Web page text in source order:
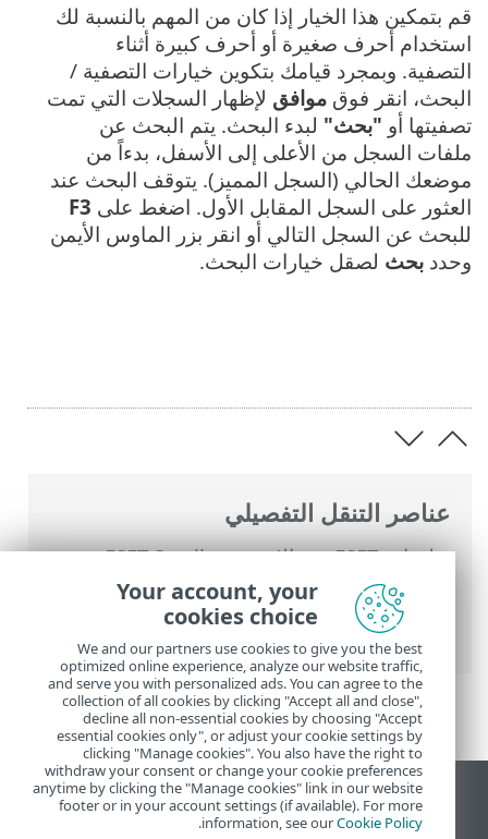
عناصر التنقل التفصيلي
تعليمات ESET عبر الإنترنت >
ESET Small
Business Security
>
التعامل مع ESET Small
Business Security
>الأدوات>ملفات السجل
> تصفية السجل
قم بتمكين هذا الخيار إذا كان من المهم بالنسبة لك
استخدام أحرف صغيرة أو أحرف كبيرة أثناء
التصفية. وبمجرد قيامك بتكوين خيارات التصفية /
البحث، انقر فوق موافق لإظهار السجلات التي تمت
تصفيتها أو "بحث" لبدء البحث. يتم البحث عن
ملفات السجل من الأعلى إلى الأسفل، بدءاً من
موضعك الحالي (السجل المميز). يتوقف البحث عند
العثور على السجل المقابل الأول. اضغط على F3
للبحث عن السجل التالي أو انقر بزر الماوس الأيمن
وحدد بحث لصقل خيارات البحث.
عرض موقع سطح المكتب
Your account, your
cookies choice
We and our partners use cookies to give you the best
optimized online experience, analyze our website traffic,
and serve you with personalized ads. You can agree to the
collection of all cookies by clicking "Accept all and close",
decline all non-essential cookies by choosing "Accept
essential cookies only", or adjust your cookie settings by
clicking "Manage cookies". You also have the right to
withdraw your consent or change your cookie preferences
anytime by clicking the "Manage cookies" link in our website
footer or in your account settings (if available). For more
information, see ourCookie Policy
.